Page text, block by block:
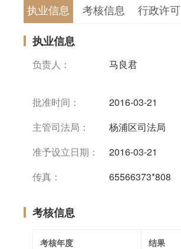
执业信息 考核信息 行政许可
执业信息
负责人： 马良君
批准时间：
2016-03-21
主管司法局：
杨浦区司法局
准予设立日期：
2016-03-21
传真：
65566373*808
考核信息
考核年度 结果